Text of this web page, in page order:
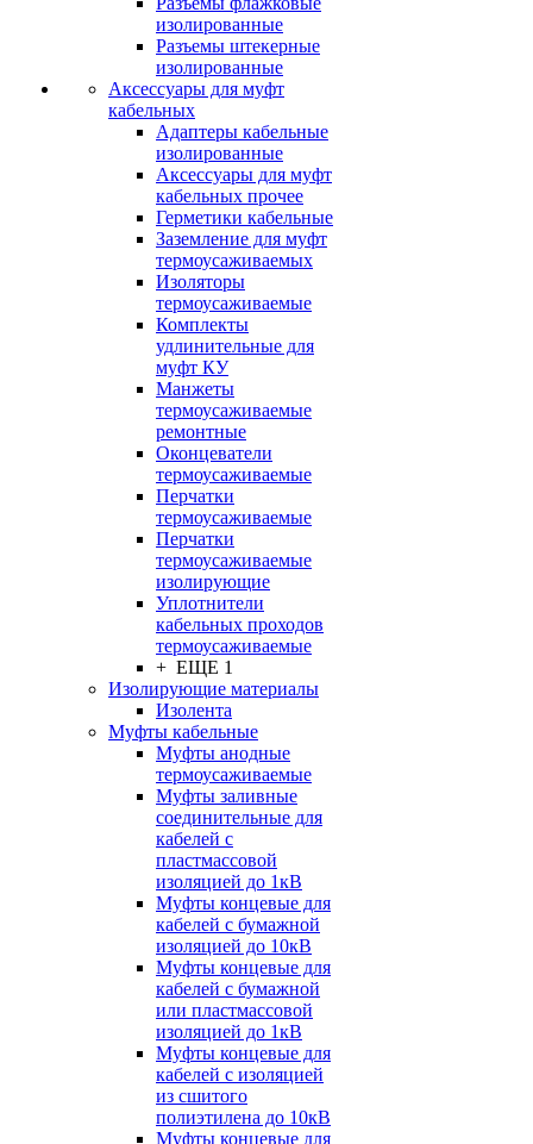
изолированные
Разъемы штекерные
изолированные
Аксессуары для муфт
кабельных
Адаптеры кабельные
изолированные
Аксессуары для муфт
кабельных прочее
Герметики кабельные
Заземление для муфт
термоусаживаемых
Изоляторы
термоусаживаемые
Комплекты
удлинительные для
муфт КУ
Манжеты
термоусаживаемые
ремонтные
Оконцеватели
термоусаживаемые
Перчатки
термоусаживаемые
Перчатки
термоусаживаемые
изолирующие
Уплотнители
кабельных проходов
термоусаживаемые
+ ЕЩЕ 1
Изолирующие материалы
Изолента
Муфты кабельные
Муфты анодные
термоусаживаемые
Муфты заливные
соединительные для
кабелей с
пластмассовой
изоляцией до 1кВ
Муфты концевые для
кабелей с бумажной
изоляцией до 10кВ
Муфты концевые для
кабелей с бумажной
или пластмассовой
изоляцией до 1кВ
Муфты концевые для
кабелей с изоляцией
из сшитого
полиэтилена до 10кВ
Муфты концевые для